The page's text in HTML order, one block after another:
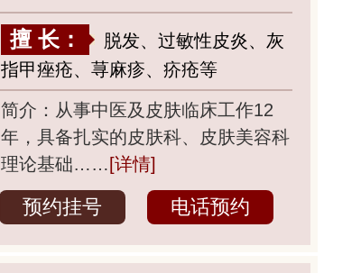
擅 长：
脱发、过敏性皮炎、灰
指甲痤疮、荨麻疹、疥疮等
简介：从事中医及皮肤临床工作12
年，具备扎实的皮肤科、皮肤美容科
理论基础…… [详情]
预约挂号 电话预约